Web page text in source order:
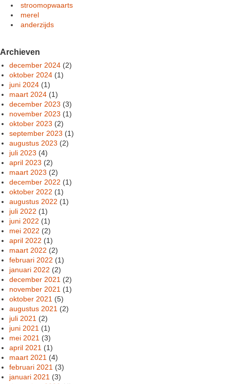
stroomopwaarts
merel
anderzijds
Archieven
december 2024 (2)
oktober 2024 (1)
juni 2024 (1)
maart 2024 (1)
december 2023 (3)
november 2023 (1)
oktober 2023 (2)
september 2023 (1)
augustus 2023 (2)
juli 2023 (4)
april 2023 (2)
maart 2023 (2)
december 2022 (1)
oktober 2022 (1)
augustus 2022 (1)
juli 2022 (1)
juni 2022 (1)
mei 2022 (2)
april 2022 (1)
maart 2022 (2)
februari 2022 (1)
januari 2022 (2)
december 2021 (2)
november 2021 (1)
oktober 2021 (5)
augustus 2021 (2)
juli 2021 (2)
juni 2021 (1)
mei 2021 (3)
april 2021 (1)
maart 2021 (4)
februari 2021 (3)
januari 2021 (3)